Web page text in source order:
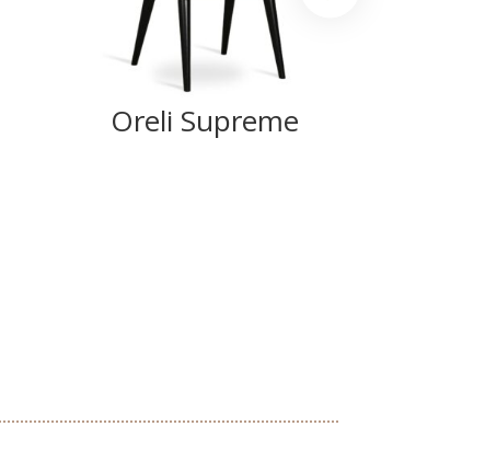
Oreli Supreme